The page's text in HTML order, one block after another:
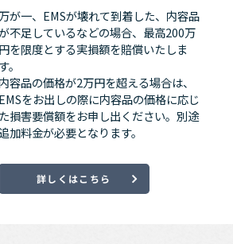
万が一、EMSが壊れて到着した、内容品
不足しているなどの場合、最高200万
円を限度とする実損額を賠償いたしま
す。
内容品の価格が2万円を超える場合は、
EMSをお出しの際に内容品の価格に応じ
た損害要償額をお申し出ください。別途
追加料金が必要となります。
詳しくはこちら